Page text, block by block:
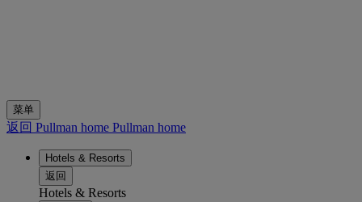
菜单
返回 Pullman home Pullman home
Hotels & Resorts
返回
Hotels & Resorts